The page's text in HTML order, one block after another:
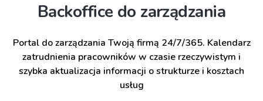
Backoffice do zarządzania
Portal do zarządzania Twoją firmą 24/7/365. Kalendarz
zatrudnienia pracowników w czasie rzeczywistym i
szybka aktualizacja informacji o strukturze i kosztach
usług